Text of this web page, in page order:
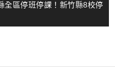
全區停班停課！新竹縣8校停